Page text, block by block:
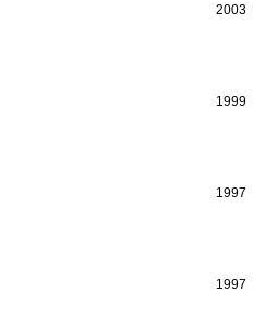
2003
1999
1997
1997